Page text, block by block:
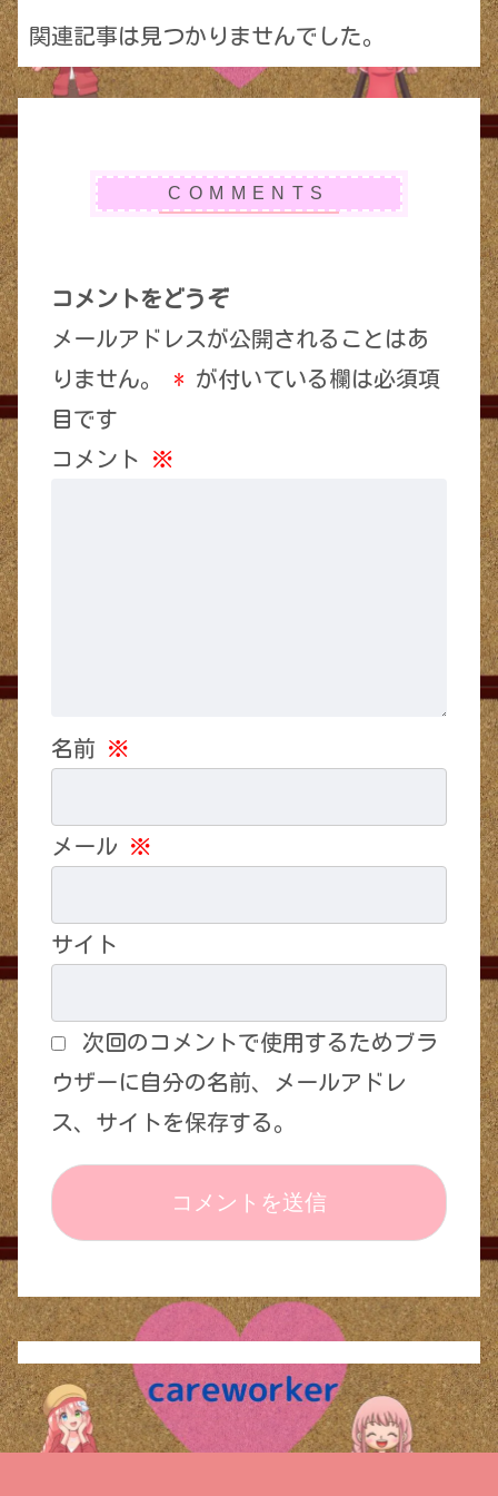
関連記事は見つかりませんでした。
コメントをどうぞ
メールアドレスが公開されることはあ
りません。
* が付いている欄は必須項
目です
コメント ※
名前 ※
メール ※
サイト
次回のコメントで使用するためブラ
ウザーに自分の名前、メールアドレ
ス、サイトを保存する。